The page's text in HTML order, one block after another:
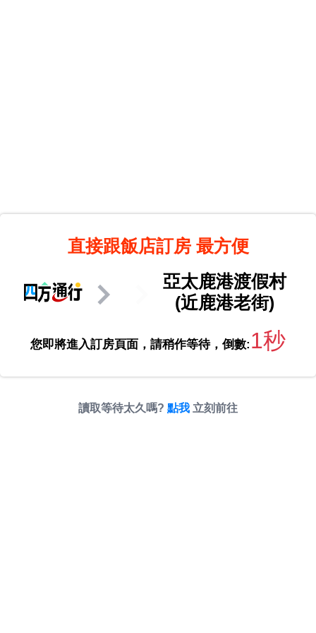
直接跟飯店訂房 最方便
亞太鹿港渡假村
(近鹿港老街)
您即將進入訂房頁面，請稍作等待，倒數: 1秒
讀取等待太久嗎? 點我 立刻前往